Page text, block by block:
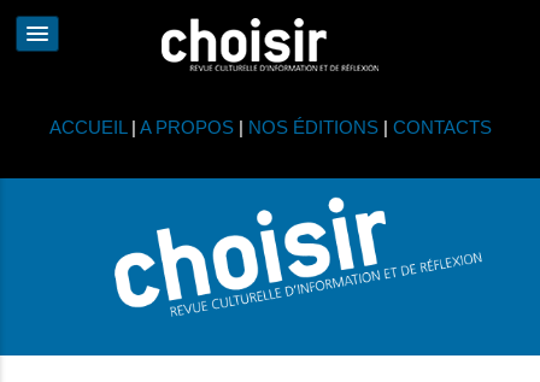
ACCUEIL | A PROPOS| NOS ÉDITIONS| CONTACTS